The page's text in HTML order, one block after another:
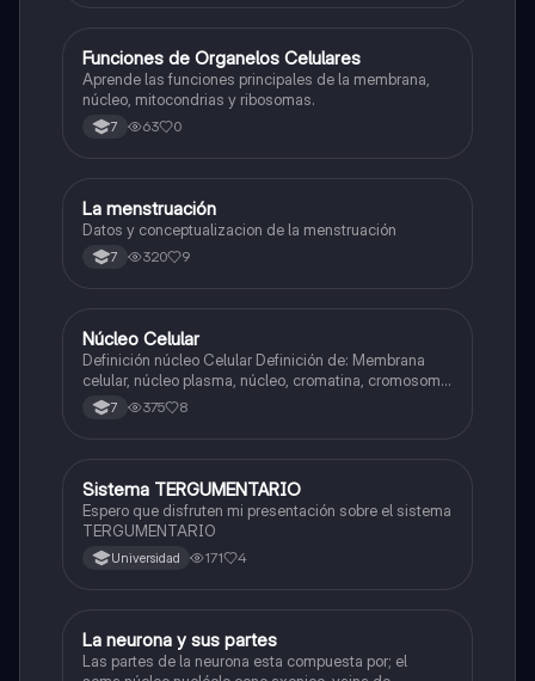
FBiologia
Funciones de Organelos Celulares
Aprende las funciones principales de la membrana,
núcleo, mitocondrias y ribosomas.
7 63 0
Biologia
La menstruación
Datos y conceptualizacion de la menstruación
7 320 9
Biologia
Núcleo Celular
Definición núcleo Celular Definición de: Membrana
celular, núcleo plasma, núcleo, cromatina, cromosoma
Interfase Fases de la interfase
7 375 8
Biologia
Sistema TERGUMENTARIO
Espero que disfruten mi presentación sobre el sistema
TERGUMENTARIO
Universidad 171 4
Biologia
La neurona y sus partes
Las partes de la neurona esta compuesta por; el